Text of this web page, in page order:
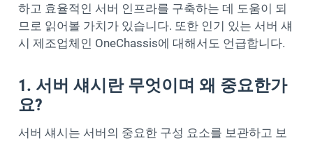
하고 효율적인 서버 인프라를 구축하는 데 도움이 되
므로 읽어볼 가치가 있습니다. 또한 인기 있는 서버 섀
시 제조업체인 OneChassis에 대해서도 언급합니다.
1. 서버 섀시란 무엇이며 왜 중요한가
요?
서버 섀시는 서버의 중요한 구성 요소를 보관하고 보